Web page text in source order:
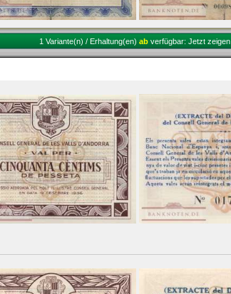
1 Variante(n) / Erhaltung(en) ab verfügbar: Jetzt zeigen